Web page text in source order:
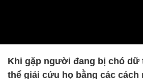
Khi gặp người đang bị chó dữ
thể giải cứu họ bằng các